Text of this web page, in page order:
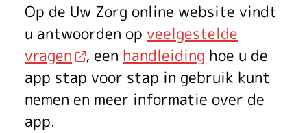
Op de Uw Zorg online website vindt
u antwoorden op veelgestelde
vragen
, een handleiding hoe u de
app stap voor stap in gebruik kunt
nemen en meer informatie over de
app.